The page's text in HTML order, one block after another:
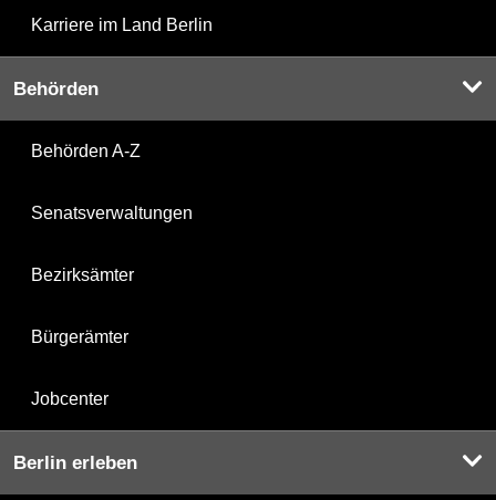
Karriere im Land Berlin
Behörden
Behörden A-Z
Senatsverwaltungen
Bezirksämter
Bürgerämter
Jobcenter
Berlin erleben